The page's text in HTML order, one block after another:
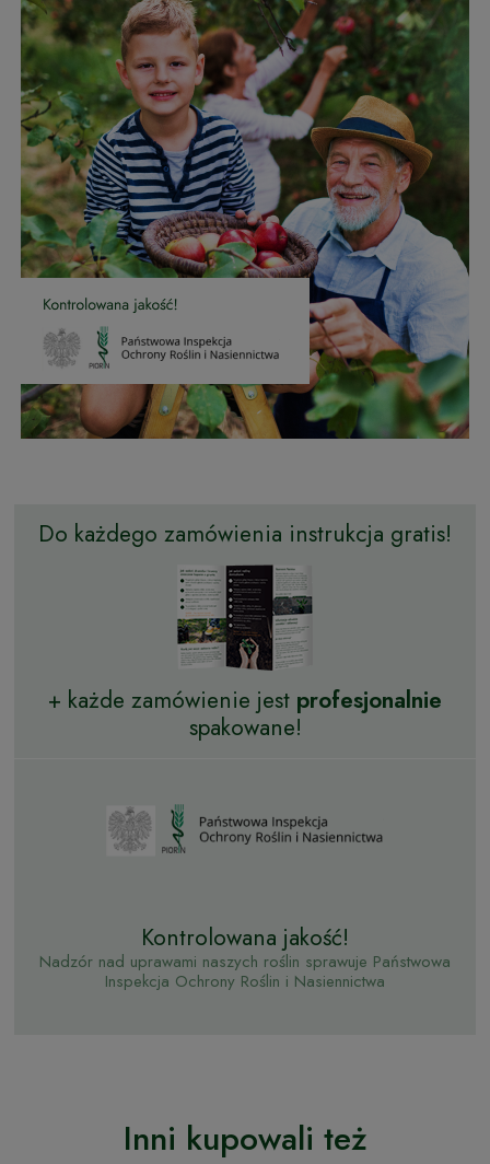
Do każdego zamówienia instrukcja gratis!
+ każde zamówienie jest profesjonalnie
spakowane!
Kontrolowana jakość!
Nadzór nad uprawami naszych roślin sprawuje Państwowa
Inspekcja Ochrony Roślin i Nasiennictwa
Inni kupowali też